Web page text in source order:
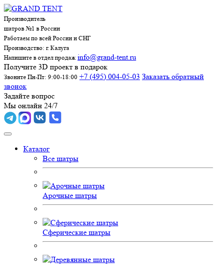
Производитель
шатров №1 в России
Работаем по всей России и СНГ
Производство: г. Калуга
Напишите в отдел продаж info@grand-tent.ru
Получите 3D проект в подарок
Звоните Пн-Пт: 9:00-18:00 +7 (495) 004-05-03 Заказать обратный
звонок
Задайте вопрос
Мы онлайн 24/7
Каталог
Все шатры
Арочные шатры
Сферические шатры